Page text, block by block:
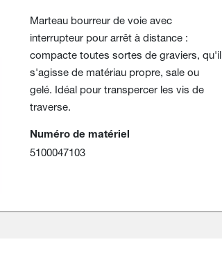
Marteau bourreur de voie avec
interrupteur pour arrêt à distance :
compacte toutes sortes de graviers, qu'il
s'agisse de matériau propre, sale ou
gelé. Idéal pour transpercer les vis de
traverse.
Numéro de matériel
5100047103